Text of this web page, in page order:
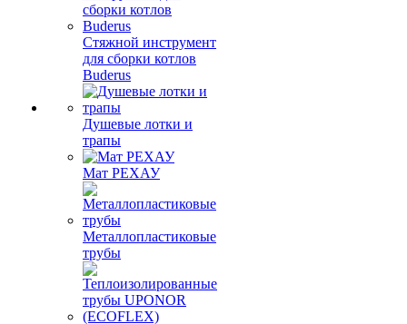
Стяжной инструмент
для сборки котлов
Buderus
Душевые лотки и
трапы
Мат РЕХАУ
Металлопластиковые
трубы